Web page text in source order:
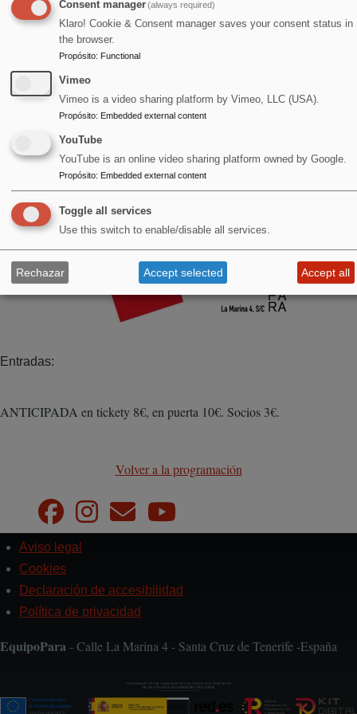
Entradas:
ANTICIPADA en tickety 8€, en puerta 10€. Socios 3€.
Volver a la programación
Pie
de
Aviso legal
Cookies
Declaración de accesibilidad
Política de privacidad
EquipoPara- Calle La Marina 4 - Santa Cruz de Tenerife -España
Consent manager(always required)
Klaro! Cookie & Consent manager saves your consent status in
the browser.
Propósito: Functional
Vimeo
Vimeo is a video sharing platform by Vimeo, LLC (USA).
Propósito: Embedded external content
YouTube
YouTube is an online video sharing platform owned by Google.
Propósito: Embedded external content
Toggle all services
Use this switch to enable/disable all services.
Rechazar Accept selected Accept all